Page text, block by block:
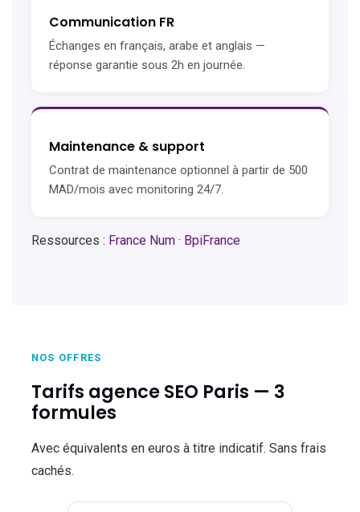
Communication FR
Échanges en français, arabe et anglais —
réponse garantie sous 2h en journée.
Maintenance & support
Contrat de maintenance optionnel à partir de 500
MAD/mois avec monitoring 24/7.
Ressources : France Num · BpiFrance
NOS OFFRES
Tarifs agence SEO Paris — 3
formules
Avec équivalents en euros à titre indicatif. Sans frais
cachés.